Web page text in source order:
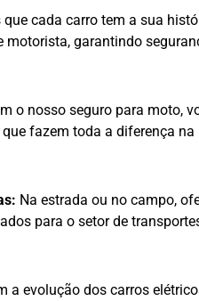
que cada carro tem a sua
garantindo
o nosso seguro para moto,
fazem toda a diferença
Na estrada ou no campo,
para o setor de
a evolução dos carros